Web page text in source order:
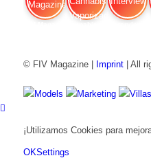
© FIV Magazine | Imprint| All
Models Marketing Villas
¡Utilizamos Cookies para
OKSettings